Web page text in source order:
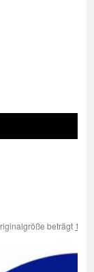
beträgt